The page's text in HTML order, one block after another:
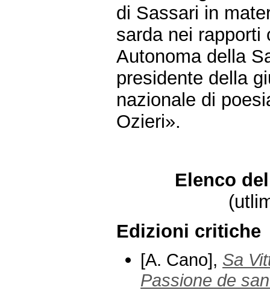
di Sassari in
sarda nei rapporti
Autonoma della
presidente della
nazionale di
Ozieri».
Elenco
Edizioni critiche
[A. Cano], Sa
Passione de